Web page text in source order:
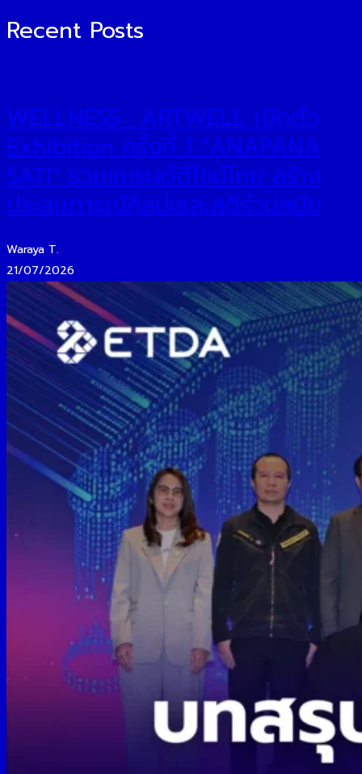
Recent Posts
WELLNESS : ARTWELL เปิดตัว
Exhibition ครั้งที่ 1 “ANAPANA
SATI” รวมแบรนด์ดีไซน์ไทย สร้าง
ประสบการณ์ศิลปะและสติร่วมสมัย
Waraya T.
21/07/2026